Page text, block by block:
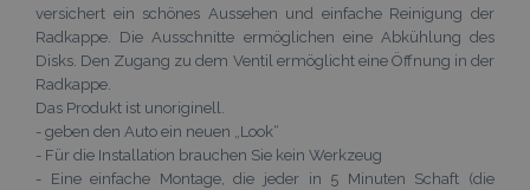
versichert ein schönes Aussehen und einfache Reinigung der
Radkappe. Die Ausschnitte ermöglichen eine Abkühlung des
Disks. Den Zugang zu dem Ventil ermöglicht eine Öffnung in der
Radkappe.
Das Produkt ist unoriginell.
- geben den Auto ein neuen „Look“
- Für die Installation brauchen Sie kein Werkzeug
- Eine einfache Montage, die jeder in 5 Minuten Schaft (die